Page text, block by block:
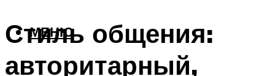
МЕНЮ
Стиль общения:
авторитарный,